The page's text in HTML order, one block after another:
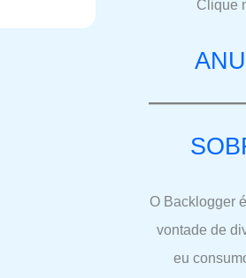
Clique
O Backlogger
vontade de
eu